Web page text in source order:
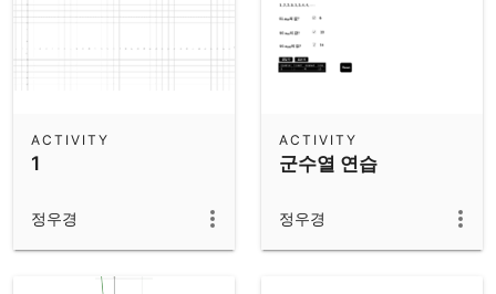
1
ACTIVITY
정우경
군수열 연습
ACTIVITY
정우경